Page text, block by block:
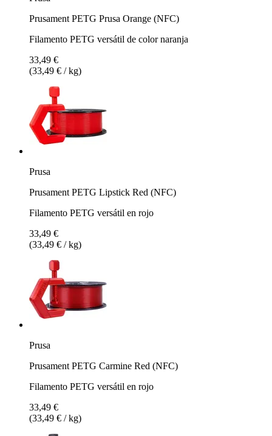
Prusament PETG Prusa Orange (NFC)
Filamento PETG versátil de color naranja
33,49 €
(33,49 € / kg)
Prusa
Prusament PETG Lipstick Red (NFC)
Filamento PETG versátil en rojo
33,49 €
(33,49 € / kg)
Prusa
Prusament PETG Carmine Red (NFC)
Filamento PETG versátil en rojo
33,49 €
(33,49 € / kg)